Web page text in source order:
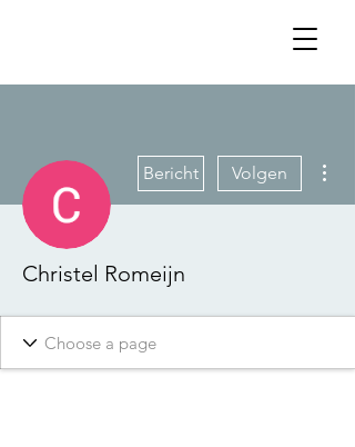
Bericht Volgen
Christel Romeijn